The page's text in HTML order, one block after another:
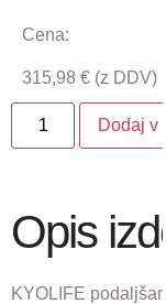
Cena:
315,98 € (z DDV)
Dodaj v
Opis
KYOLIFE